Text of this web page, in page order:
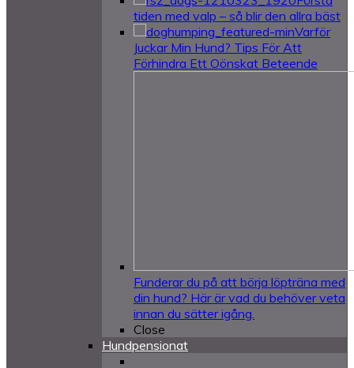
tiden med valp – så blir den allra bäst
Varför
Juckar Min Hund? Tips För Att
Förhindra Ett Oönskat Beteende
Funderar du på att börja löpträna med
din hund? Här är vad du behöver veta
innan du sätter igång.
Close
Hundpensionat